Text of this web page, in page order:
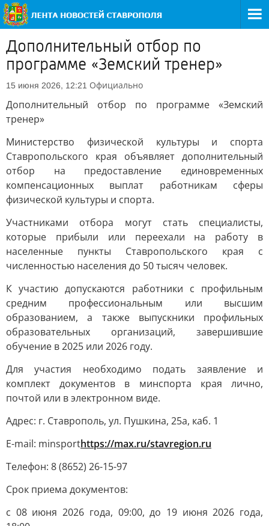
Дополнительный отбор по
программе «Земский тренер»
15 июня 2026, 12:21 Официально
Дополнительный отбор по программе «Земский
тренер»
Министерство физической культуры и спорта
Ставропольского края объявляет дополнительный
отбор на предоставление единовременных
компенсационных выплат работникам сферы
физической культуры и спорта.
Участниками отбора могут стать специалисты,
которые прибыли или переехали на работу в
населенные пункты Ставропольского края с
численностью населения до 50 тысяч человек.
К участию допускаются работники с профильным
средним профессиональным или высшим
образованием, а также выпускники профильных
образовательных организаций, завершившие
обучение в 2025 или 2026 году.
Для участия необходимо подать заявление и
комплект документов в минспорта края лично,
почтой или в электронном виде.
Адрес: г. Ставрополь, ул. Пушкина, 25а, каб. 1
E-mail: minsporthttps://max.ru/stavregion.ru
Телефон: 8 (8652) 26-15-97
Срок приема документов:
с 08 июня 2026 года, 09:00, до 19 июня 2026 года,